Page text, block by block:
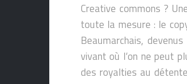
Creative commons ?
toute la mesure : le
Beaumarchais,
vivant où l’on ne peut
des royalties au